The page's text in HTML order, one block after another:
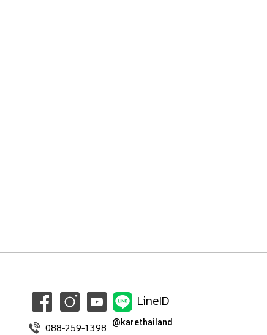
088-259-1398
LineID
@karethailand